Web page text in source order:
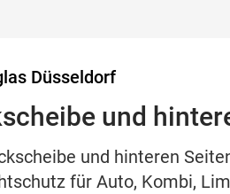
Düsseldorf
und
und hinteren
für Auto, Kombi,